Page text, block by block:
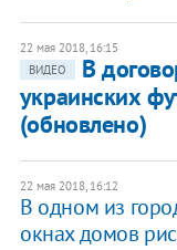
22 мая 2018, 16:15
ВИДЕО
В
украинских
(обновлено)
22 мая 2018, 16:12
В одном из
окнах домов